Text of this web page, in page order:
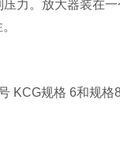
力。放大器装在
KCG规格 6和规格